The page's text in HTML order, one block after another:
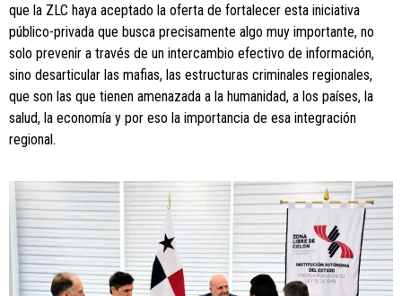
que la ZLC haya aceptado la oferta de fortalecer esta iniciativa
público-privada que busca precisamente algo muy importante, no
solo prevenir a través de un intercambio efectivo de información,
sino desarticular las mafias, las estructuras criminales regionales,
que son las que tienen amenazada a la humanidad, a los países, la
salud, la economía y por eso la importancia de esa integración
regional.